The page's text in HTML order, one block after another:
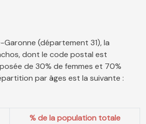
Garonne (département 31), la
dont le code postal est
de 30% de femmes et 70%
par âges est la suivante :
% de la population totale